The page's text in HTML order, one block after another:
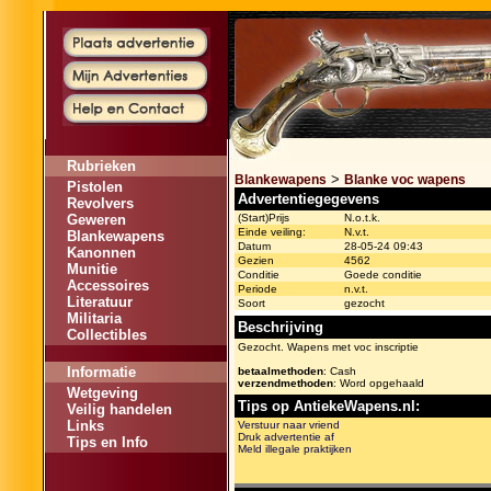
Rubrieken
Pistolen
Revolvers
Geweren
Blankewapens
Kanonnen
Munitie
Accessoires
Literatuur
Militaria
Collectibles
Informatie
Wetgeving
Veilig handelen
Links
Tips en Info
Blankewapens > Blanke voc wapens
Advertentiegegevens
(Start)Prijs
N.o.t.k.
Einde veiling:
N.v.t.
Datum
28-05-24 09:43
Gezien
4562
Conditie
Goede conditie
Periode
n.v.t.
Soort
gezocht
Beschrijving
Gezocht. Wapens met voc inscriptie
betaalmethoden: Cash
verzendmethoden: Word opgehaald
Tips op AntiekeWapens.nl:
Verstuur naar vriend
Druk advertentie af
Meld illegale praktijken